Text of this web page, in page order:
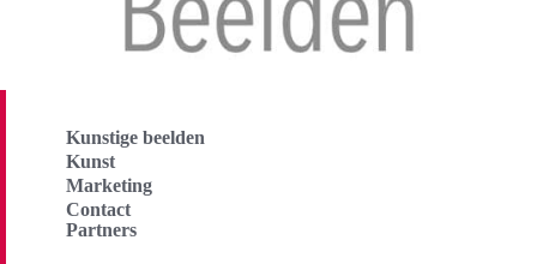
Kunstige beelden
Kunst
Marketing
Contact
Partners